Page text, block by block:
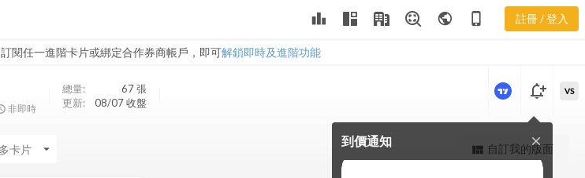
leaderboard public phone_iphone 註冊 / 登入
訂閱任一進階卡片或綁定合作券商帳戶，即可解鎖即時及進階功能
2706 股價K線
非即時
總量: 67張
更新:
08/07 收盤
更強大的進階價量圖表
notification_add
到價通知 close
VS
arrow_drop_down view_quilt 自訂我的版面